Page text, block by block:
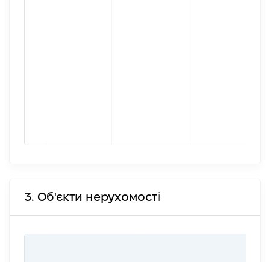
3. Об'єкти нерухомості